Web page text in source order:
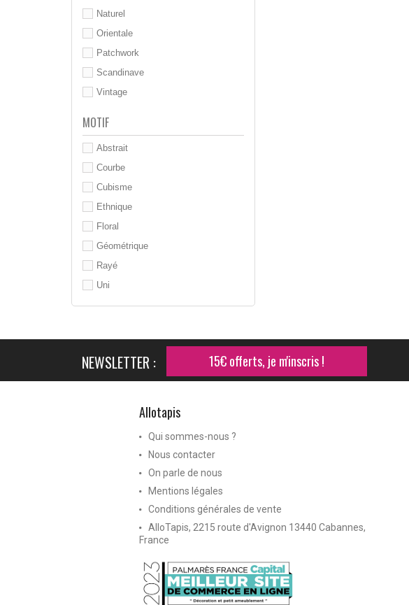
Naturel
Orientale
Patchwork
Scandinave
Vintage
MOTIF
Abstrait
Courbe
Cubisme
Ethnique
Floral
Géométrique
Rayé
Uni
NEWSLETTER : 15€ offerts, je m'inscris !
Allotapis
Qui sommes-nous ?
Nous contacter
On parle de nous
Mentions légales
Conditions générales de vente
AlloTapis, 2215 route d'Avignon 13440 Cabannes,
France